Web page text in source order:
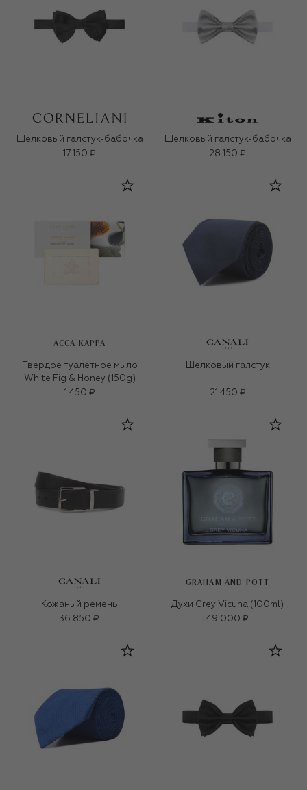
Шелковый галстук-бабочка
17 150 ₽
Шелковый галстук-бабочка
28 150 ₽
ACCA KAPPA
Твердое туалетное мыло
White Fig & Honey (150g)
1 450 ₽
Шелковый галстук
21 450 ₽
Кожаный ремень
36 850 ₽
GRAHAM AND POTT
Духи Grey Vicuna (100ml)
49 000 ₽